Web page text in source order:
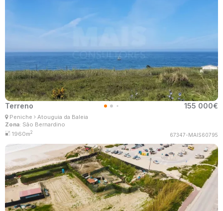
Terreno 155 000€
Peniche
Atouguia da Baleia
Zona: São Bernardino
1960m2 67347-MAIS60795
Corretor Imobiliário